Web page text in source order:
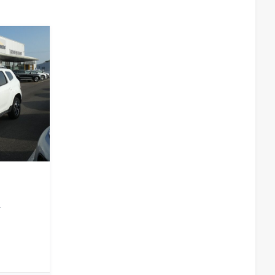
de la boîte à gants à LED (blanc), Eclairage du
en cascade (orange), Eclairage intérieur et liseuses
de roues antivol, Edition Oakwood, Embout
sans enjoliveur en chrome, Feu de brouillard AR, Feux
Frein à main électrique, Inserts décoratifs Hazy
"Black Pin Spoke", 7.5 J × 18 / pneumatiques 225/50 R18,
Kit Rangement, MINI Connected, MINI Safety
de bord multifonctions, Pack Connected
en schwarz à haute brillance, Poignées de portes en
antibrouillard AV à LED, Projecteurs Full LED à
Radars de stationnement AV et AR, Réglage en hauteur
de vitesse avec fonction freinage, Rétroviseurs
Servotronic, Sièges AV Sport, Sièges AV Sport
Surveillance de la pression des pneumatiques, Système de
en verre, Touches multifonctions sur le volant